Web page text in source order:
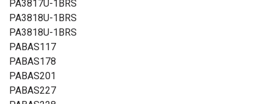
PA3817U-1BRS
PA3818U-1BRS
PA3818U-1BRS
PABAS117
PABAS178
PABAS201
PABAS227